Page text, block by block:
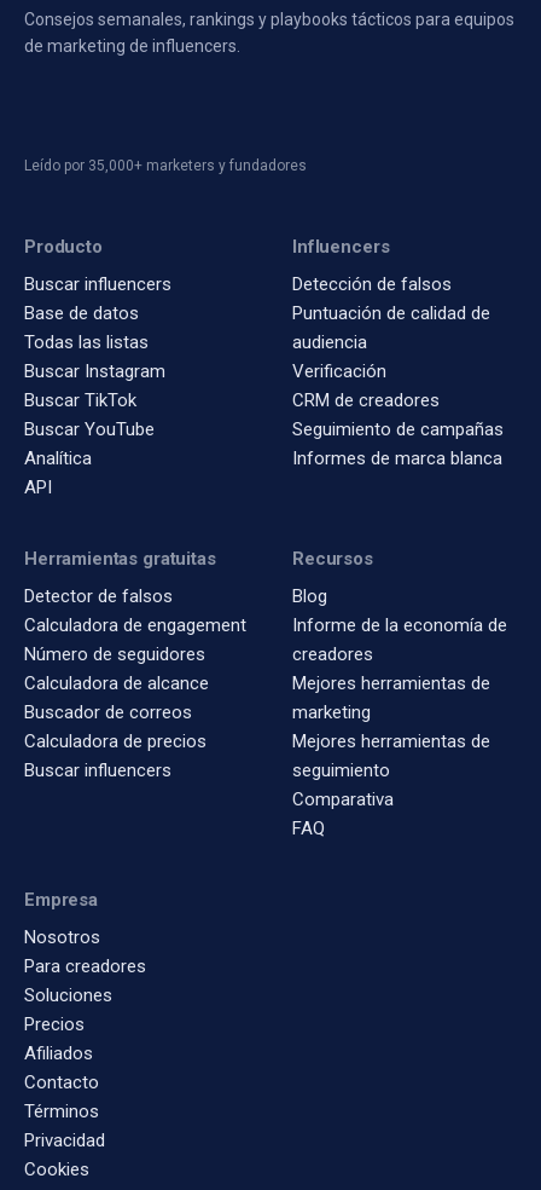
Consejos semanales, rankings y playbooks tácticos para equipos
de marketing de influencers.
Leído por 35,000+ marketers y fundadores
Producto
Buscar influencers
Base de datos
Todas las listas
Buscar Instagram
Buscar TikTok
Buscar YouTube
Analítica
API
Influencers
Detección de falsos
Puntuación de calidad de
audiencia
Verificación
CRM de creadores
Seguimiento de campañas
Informes de marca blanca
Herramientas gratuitas
Detector de falsos
Calculadora de engagement
Número de seguidores
Calculadora de alcance
Buscador de correos
Calculadora de precios
Buscar influencers
Recursos
Blog
Informe de la economía de
creadores
Mejores herramientas de
marketing
Mejores herramientas de
seguimiento
Comparativa
FAQ
Empresa
Nosotros
Para creadores
Soluciones
Precios
Afiliados
Contacto
Términos
Privacidad
Cookies